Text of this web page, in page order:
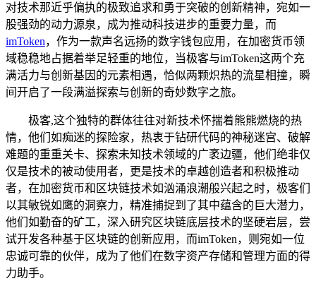
对技术那近乎偏执的极致追求和勇于突破的创新精神，宛如一
股强劲的动力源泉，成为推动科技进步的重要力量，而
imToken，作为一款声名远扬的数字钱包应用，在加密货币领
域稳稳地占据着举足轻重的地位，当极客与imToken这两个充
满活力与创新基因的元素相遇，恰似两颗炽热的流星相撞，瞬
间开启了一段满溢探索与创新的奇妙数字之旅。
极客,这个独特的群体往往对新技术怀揣着熊熊燃烧的热
情，他们如痴迷的探险家，热衷于钻研代码的神秘迷宫、破解
难题的重重关卡、探索未知技术领域的广袤边疆，他们绝非仅
仅是技术的被动使用者，更是技术的卓越创造者和积极推动
者，在加密货币和区块链技术如汹涌浪潮般兴起之时，极客们
以其敏锐如鹰的洞察力，精准捕捉到了其中蕴含的巨大潜力，
他们如勤奋的矿工，深入研究区块链底层技术的坚硬岩层，尝
试开发各种基于区块链的创新应用，而imToken，则宛如一位
忠诚可靠的伙伴，成为了他们在数字资产存储和管理方面的得
力助手。